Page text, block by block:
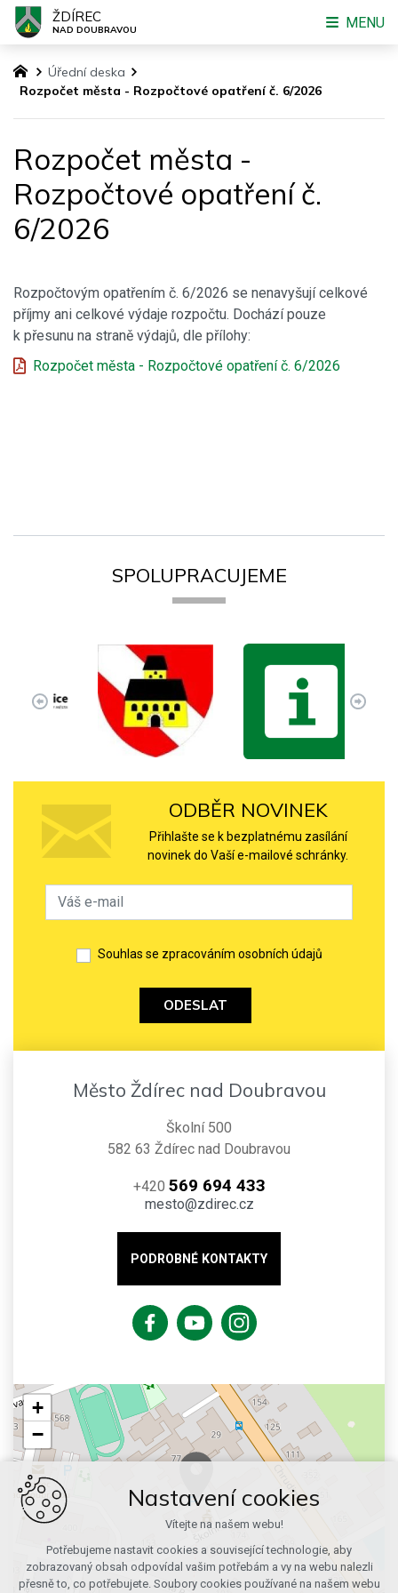
Úřední deska
Rozpočet města - Rozpočtové opatření č. 6/2026
Rozpočet města -
Rozpočtové opatření č.
6/2026
Rozpočtovým opatřením č. 6/2026 se nenavyšují celkové
příjmy ani celkové výdaje rozpočtu. Dochází pouze
k přesunu na straně výdajů, dle přílohy:
Rozpočet města - Rozpočtové opatření č. 6/2026
SPOLUPRACUJEME
ODBĚR NOVINEK
Přihlašte se k bezplatnému zasílání
novinek do Vaší e-mailové schránky.
Souhlas se zpracováním osobních údajů
ODESLAT
Město Ždírec nad Doubravou
Školní 500
582 63 Ždírec nad Doubravou
+420 569 694 433
mesto@zdirec.cz
PODROBNÉ KONTAKTY
+
−
ŽDÍREC
NAD DOUBRAVOU MENU
Nastavení cookies
Vítejte na našem webu!
Potřebujeme nastavit cookies a související technologie, aby
zobrazovaný obsah odpovídal vašim potřebám a vy na webu nalezli
přesně to, co potřebujete. Soubory cookies používané na našem webu